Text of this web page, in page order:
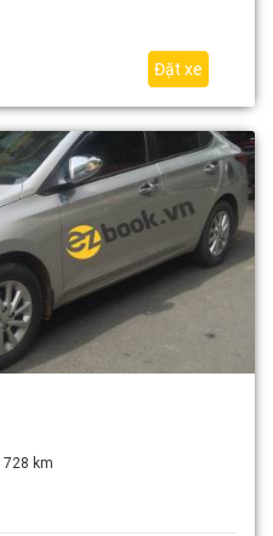
Đặt xe
728 km